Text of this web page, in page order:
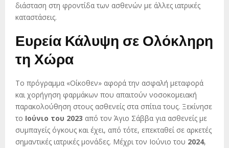
διάσταση στη φροντίδα των ασθενών με άλλες ιατρικές
καταστάσεις.
Ευρεία Κάλυψη σε Ολόκληρη
τη Χώρα
Το πρόγραμμα «Οίκοθεν» αφορά την ασφαλή μεταφορά
και χορήγηση φαρμάκων που απαιτούν νοσοκομειακή
παρακολούθηση στους ασθενείς στα σπίτια τους. Ξεκίνησε
το Ιούνιο του 2023 από τον Άγιο Σάββα για ασθενείς με
συμπαγείς όγκους και έχει, από τότε, επεκταθεί σε αρκετές
σημαντικές ιατρικές μονάδες. Μέχρι τον Ιούνιο του 2024,